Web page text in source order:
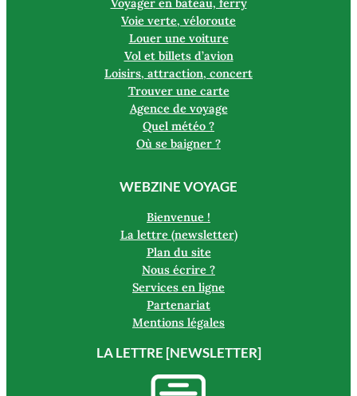
Voyager en bateau, ferry
Voie verte, véloroute
Louer une voiture
Vol et billets d’avion
Loisirs, attraction, concert
Trouver une carte
Agence de voyage
Quel météo ?
Où se baigner ?
WEBZINE VOYAGE
Bienvenue !
La lettre (newsletter)
Plan du site
Nous écrire ?
Services en ligne
Partenariat
Mentions légales
LA LETTRE [NEWSLETTER]